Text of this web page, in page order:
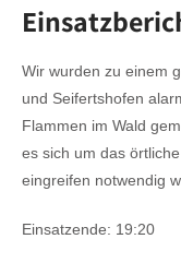
Wir wurden zu einem
und Seifertshofen
Flammen im Wald
es sich um das
eingreifen notwendig
Einsatzende: 19:20